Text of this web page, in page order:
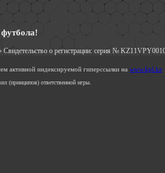
Свидетельство о регистрации: серия №
активной индексируемой гиперссылки на www.kpl.kz
(принципов) ответственной игры.